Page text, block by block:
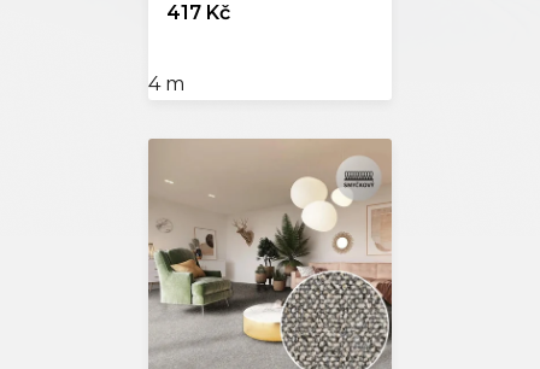
417 Kč
4 m